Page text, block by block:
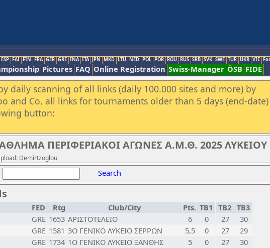
ESP FAI FIN FRA GER GRE INA ITA JPN MKD LTU NED POL POR ROU RUS SRB SVK SWE TUR UKR VIE
Pictures FAQ Online Registration Swiss-Manager ÖSB FIDE
daily scanning of all links (daily 100.000 sites and more) by
and Co, all links for tournaments older than 5 days (end-date)
button:
ΠΕΡΙΦΕΡΙΑΚΟΙ ΑΓΩΝΕΣ Α.Μ.Θ. 2025 ΛΥΚΕΙΟΥ
Demirtzoglou
Search
FED Rtg Club/City Pts. TB1 TB2 TB3
GRE 1653 ΑΡΙΣΤΟΤΕΛΕΙΟ 6 0 27
30
GRE 1581 3Ο ΓΕΝΙΚΟ ΛΥΚΕΙΟ ΣΕΡΡΩΝ 5,5 0 27
29
GRE 1734 1Ο ΓΕΝΙΚΟ ΛΥΚΕΙΟ ΞΑΝΘΗΣ 5 0 27
30